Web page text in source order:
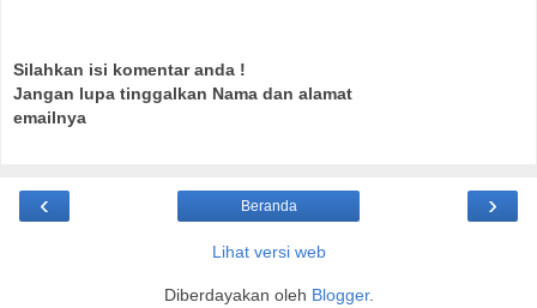
Silahkan isi komentar anda !
Jangan lupa tinggalkan Nama dan alamat
emailnya
‹ ›
Beranda
Lihat versi web
Diberdayakan oleh Blogger.